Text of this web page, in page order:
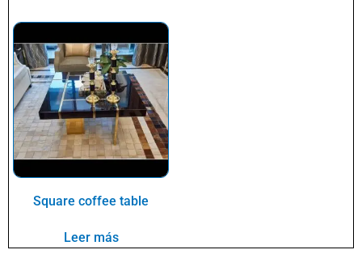
Square coffee table
Leer más